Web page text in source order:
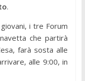
.
i tre Forum
che partirà
farà sosta alle
alle 9:00, in